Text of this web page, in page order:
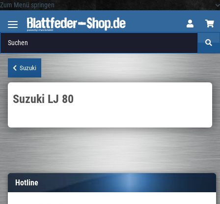
Zum Menü springen
Suzuki
Suzuki LJ 80
Hotline